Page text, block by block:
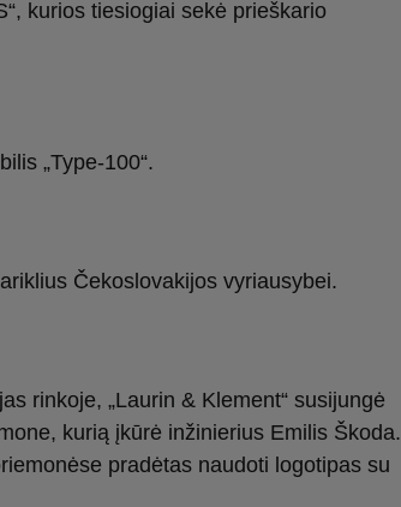
kurios tiesiogiai sekė prieškario
„Type-100“.
Čekoslovakijos vyriausybei.
rinkoje, „Laurin & Klement“ susijungė
kurią įkūrė inžinierius Emilis Škoda.
pradėtas naudoti logotipas su